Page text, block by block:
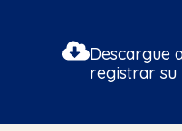
Descargue
registrar su